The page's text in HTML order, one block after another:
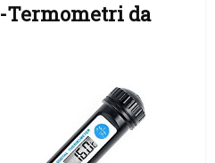
-Termometri da